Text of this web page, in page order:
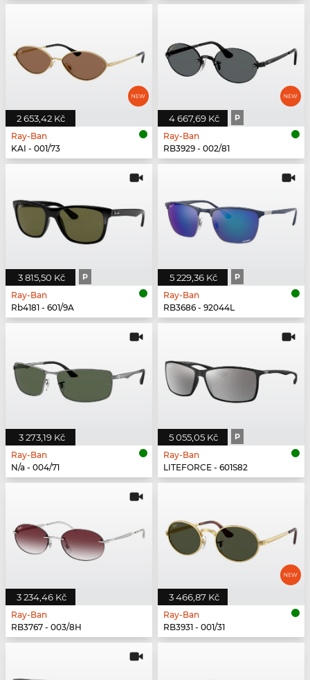
2 653,42 Kč
Ray-Ban
KAI - 001/73
4 667,69 Kč P
Ray-Ban
RB3929 - 002/81
3 815,50 Kč P
Ray-Ban
Rb4181 - 601/9A
5 229,36 Kč P
Ray-Ban
RB3686 - 92044L
3 273,19 Kč
Ray-Ban
N/a - 004/71
5 055,05 Kč P
Ray-Ban
LITEFORCE - 601S82
3 234,46 Kč
Ray-Ban
RB3767 - 003/8H
3 466,87 Kč
Ray-Ban
RB3931 - 001/31